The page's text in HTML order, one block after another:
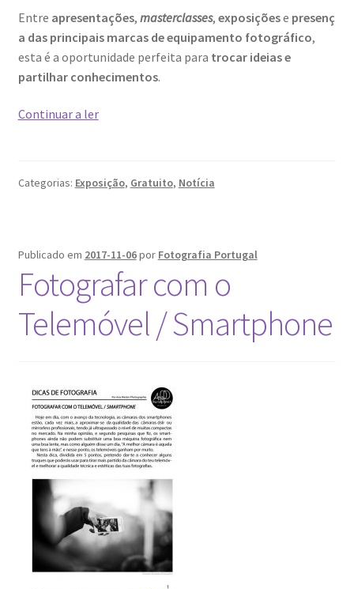
Entre apresentações, masterclasses, exposiçõese presenç
a das principais marcas de equipamento fotográfico,
esta é a oportunidade perfeita para trocar ideias e
partilhar conhecimentos.
Continuar a lerIMAGINATURE
Categorias: Exposição, Gratuito, Notícia
Publicado em 2017-11-06por Fotografia Portugal
Fotografar com o
Telemóvel / Smartphone